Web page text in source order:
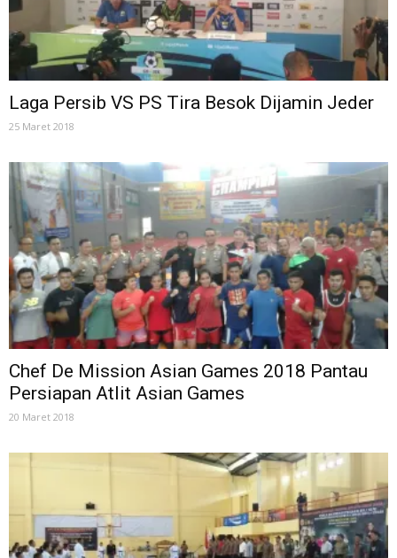
Laga Persib VS PS Tira Besok Dijamin Jeder
25 Maret 2018
Chef De Mission Asian Games 2018 Pantau
Persiapan Atlit Asian Games
20 Maret 2018